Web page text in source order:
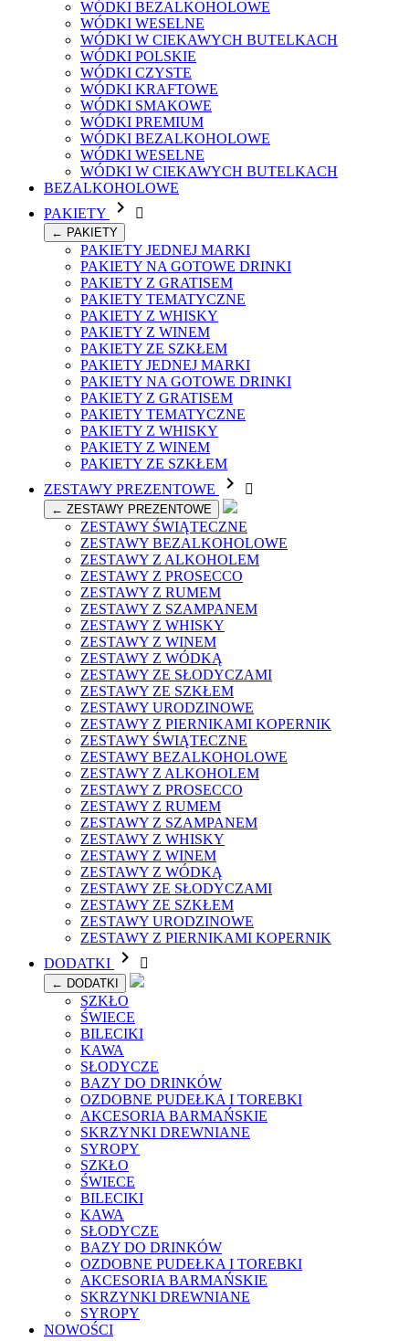
WÓDKI BEZALKOHOLOWE
WÓDKI WESELNE
WÓDKI W CIEKAWYCH BUTELKACH
WÓDKI POLSKIE
WÓDKI CZYSTE
WÓDKI KRAFTOWE
WÓDKI SMAKOWE
WÓDKI PREMIUM
WÓDKI BEZALKOHOLOWE
WÓDKI WESELNE
WÓDKI W CIEKAWYCH BUTELKACH
BEZALKOHOLOWE
PAKIETY
 
← PAKIETY
PAKIETY JEDNEJ MARKI
PAKIETY NA GOTOWE DRINKI
PAKIETY Z GRATISEM
PAKIETY TEMATYCZNE
PAKIETY Z WHISKY
PAKIETY Z WINEM
PAKIETY ZE SZKŁEM
PAKIETY JEDNEJ MARKI
PAKIETY NA GOTOWE DRINKI
PAKIETY Z GRATISEM
PAKIETY TEMATYCZNE
PAKIETY Z WHISKY
PAKIETY Z WINEM
PAKIETY ZE SZKŁEM
ZESTAWY PREZENTOWE
 
← ZESTAWY PREZENTOWE
ZESTAWY ŚWIĄTECZNE
ZESTAWY BEZALKOHOLOWE
ZESTAWY Z ALKOHOLEM
ZESTAWY Z PROSECCO
ZESTAWY Z RUMEM
ZESTAWY Z SZAMPANEM
ZESTAWY Z WHISKY
ZESTAWY Z WINEM
ZESTAWY Z WÓDKĄ
ZESTAWY ZE SŁODYCZAMI
ZESTAWY ZE SZKŁEM
ZESTAWY URODZINOWE
ZESTAWY Z PIERNIKAMI KOPERNIK
ZESTAWY ŚWIĄTECZNE
ZESTAWY BEZALKOHOLOWE
ZESTAWY Z ALKOHOLEM
ZESTAWY Z PROSECCO
ZESTAWY Z RUMEM
ZESTAWY Z SZAMPANEM
ZESTAWY Z WHISKY
ZESTAWY Z WINEM
ZESTAWY Z WÓDKĄ
ZESTAWY ZE SŁODYCZAMI
ZESTAWY ZE SZKŁEM
ZESTAWY URODZINOWE
ZESTAWY Z PIERNIKAMI KOPERNIK
DODATKI
 
← DODATKI
SZKŁO
ŚWIECE
BILECIKI
KAWA
SŁODYCZE
BAZY DO DRINKÓW
OZDOBNE PUDEŁKA I TOREBKI
AKCESORIA BARMAŃSKIE
SKRZYNKI DREWNIANE
SYROPY
SZKŁO
ŚWIECE
BILECIKI
KAWA
SŁODYCZE
BAZY DO DRINKÓW
OZDOBNE PUDEŁKA I TOREBKI
AKCESORIA BARMAŃSKIE
SKRZYNKI DREWNIANE
SYROPY
NOWOŚCI